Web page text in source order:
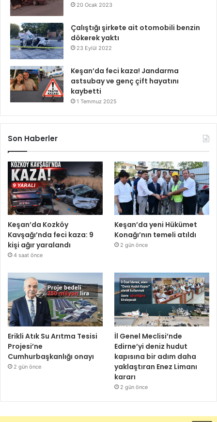
20 Ocak 2023
Çalıştığı şirkete ait otomobili benzin
dökerek yaktı
23 Eylül 2022
Keşan’da feci kaza! Jandarma
astsubay ve genç çift hayatını
kaybetti
1 Temmuz 2025
Son Haberler
Keşan’da Kozköy
Kavşağı’nda feci kaza: 9
kişi ağır yaralandı
4 saat önce
Keşan’da yeni Hükümet
Konağı’nın temeli atıldı
2 gün önce
Erikli Atık Su Arıtma Tesisi
Projesi’ne
Cumhurbaşkanlığı onayı
2 gün önce
İl Genel Meclisi’nde
Edirne’yi deniz hudut
kapısına bir adım daha
yaklaştıran Enez Limanı
kararı
2 gün önce